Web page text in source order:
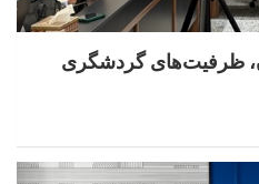
ظرفیت‌های گردشگری